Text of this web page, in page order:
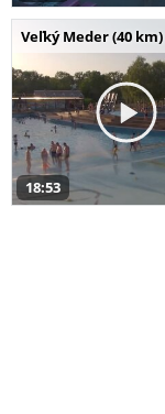
Veľký Meder (40 km)
18:53